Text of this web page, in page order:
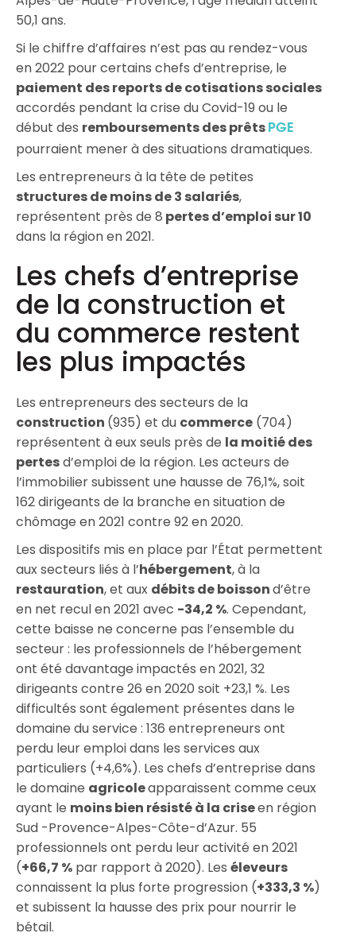
50,1 ans.
Si le chiffre d’affaires n’est pas au rendez-vous
en 2022 pour certains chefs d’entreprise, le
paiement des reports de cotisations sociales
accordés pendant la crise du Covid-19 ou le
début des remboursements des prêts PGE
pourraient mener à des situations dramatiques.
Les entrepreneurs à la tête de petites
structures de moins de 3 salariés,
représentent près de 8 pertes d’emploi sur 10
dans la région en 2021.
Les chefs d’entreprise
de la construction et
du commerce restent
les plus impactés
Les entrepreneurs des secteurs de la
construction (935) et du commerce (704)
représentent à eux seuls près de la moitié des
pertesd’emploi de la région. Les acteurs de
l’immobilier subissent une hausse de 76,1%, soit
162 dirigeants de la branche en situation de
chômage en 2021 contre 92 en 2020.
Les dispositifs mis en place par l’État permettent
aux secteurs liés à l’hébergement, à la
restauration, et aux débits de boissond’être
en net recul en 2021 avec -34,2 %. Cependant,
cette baisse ne concerne pas l’ensemble du
secteur : les professionnels de l’hébergement
ont été davantage impactés en 2021, 32
dirigeants contre 26 en 2020 soit +23,1 %. Les
difficultés sont également présentes dans le
domaine du service : 136 entrepreneurs ont
perdu leur emploi dans les services aux
particuliers (+4,6%). Les chefs d’entreprise dans
le domaine agricoleapparaissent comme ceux
ayant le moins bien résisté à la criseen région
Sud -Provence-Alpes-Côte-d’Azur. 55
professionnels ont perdu leur activité en 2021
(+66,7 % par rapport à 2020). Les éleveurs
connaissent la plus forte progression (+333,3 %)
et subissent la hausse des prix pour nourrir le
bétail.